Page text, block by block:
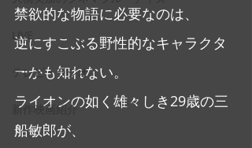
LIVE
テレビ・ラジオ
新作映画紹介
禁欲的な物語に必要なのは、
逆にすこぶる野性的なキャラクタ
ーかも知れない。
ライオンの如く雄々しき29歳の三
船敏郎が、